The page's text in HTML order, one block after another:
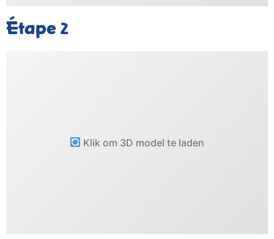
Étape 2
Klik om 3D model te laden